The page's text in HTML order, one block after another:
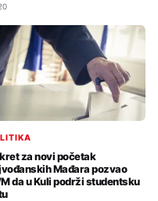
za novi početak
Mađara pozvao
da u Kuli podrži studentsku